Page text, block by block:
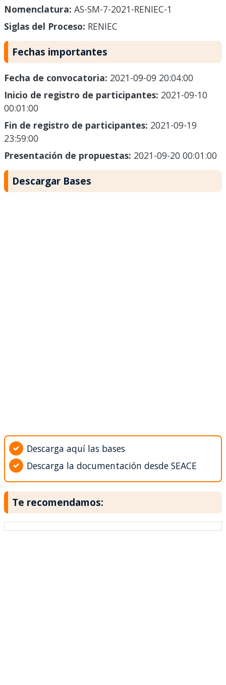
Nomenclatura: AS-SM-7-2021-RENIEC-1
Siglas del Proceso: RENIEC
Fechas importantes
Fecha de convocatoria: 2021-09-09 20:04:00
Inicio de registro de participantes: 2021-09-10
00:01:00
Fin de registro de participantes: 2021-09-19
23:59:00
Presentación de propuestas: 2021-09-20 00:01:00
Descargar Bases
Descarga aquí las bases
Descarga la documentación desde SEACE
Te recomendamos: